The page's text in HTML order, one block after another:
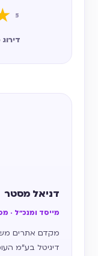
5
דירוג ממוצע 5
דניאל מסטר
מייסד ומנכ״ל ·
דיגיטל בע״מ